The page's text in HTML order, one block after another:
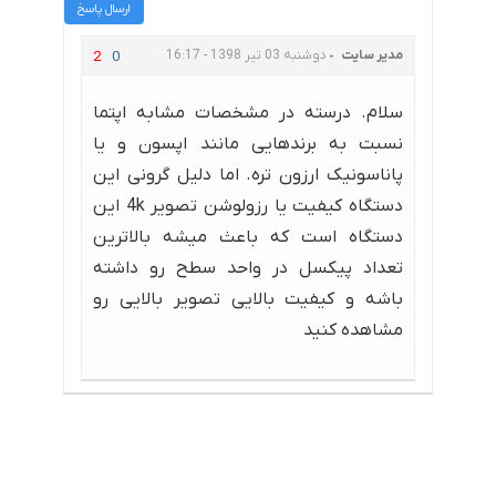
ارسال پاسخ
مدیر سایت دوشنبه 03 تیر 1398 - 16:17 2 0
سلام. درسته در مشخصات مشابه اپتما
نسبت به برندهایی مانند اپسون و یا
پاناسونیک ارزون تره. اما دلیل گرونی این
دستگاه کیفیت یا رزولوشن تصویر 4k این
دستگاه است که باعث میشه بالاترین
تعداد پیکسل در واحد سطح رو داشته
باشه و کیفیت بالایی تصویر بالایی رو
مشاهده کنید